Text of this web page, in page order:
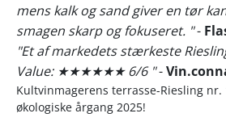
mens kalk og sand giver en tør
smagen skarp og fokuseret. "-
"Et af markedets stærkeste
Value: ★★★★★★ 6/6 "-
Kultvinmagerens terrasse-Riesling
økologiske årgang 2025!